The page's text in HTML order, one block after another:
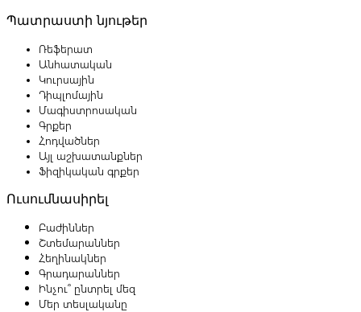
Պատրաստի նյութեր
Ռեֆերատ
Անհատական
Կուրսային
Դիպլոմային
Մագիստրոսական
Գրքեր
Հոդվածներ
Այլ աշխատանքներ
Ֆիզիկական գրքեր
Ուսումնասիրել
Բաժիններ
Շտեմարաններ
Հեղինակներ
Գրադարաններ
Ինչու՞ ընտրել մեզ
Մեր տեսլականը